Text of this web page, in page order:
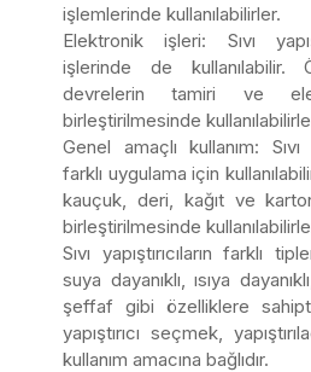
işlemlerinde kullanılabilirler.
Elektronik işleri: Sıvı
işlerinde de kullanılabilir.
devrelerin tamiri ve
birleştirilmesinde
Genel amaçlı kullanım: Sıvı
farklı uygulama için
kauçuk, deri, kağıt ve
birleştirilmesinde
Sıvı yapıştırıcıların farklı
suya dayanıklı, ısıya
şeffaf gibi özelliklere
yapıştırıcı seçmek,
kullanım amacına bağlıdır.